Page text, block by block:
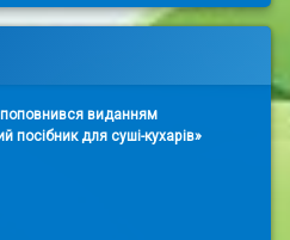
поповнився виданням
посібник для суші-кухарів»